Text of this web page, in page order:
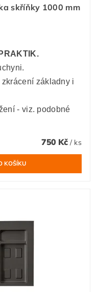
skříňky 1000 mm
zkrácení základny i
- viz. podobné
750 Kč / ks